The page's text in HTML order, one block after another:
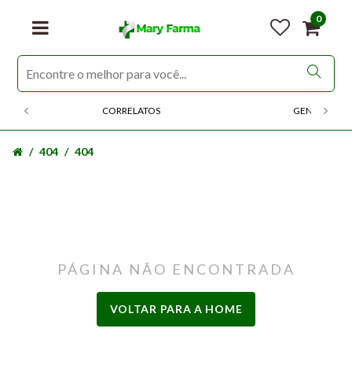
0
CORRELATOS GENERICOS
404 404
PÁGINA NÃO ENCONTRADA
VOLTAR PARA A HOME